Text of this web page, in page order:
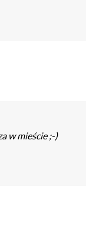
w mieście ;-)